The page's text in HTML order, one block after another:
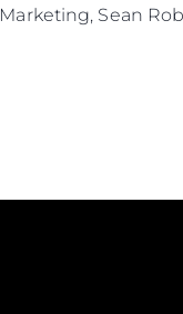
Marketing, Sean